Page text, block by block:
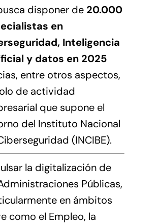
disponer de 20.000
en
Inteligencia
y datos en 2025
entre otros aspectos,
de actividad
que supone el
del Instituto Nacional
(INCIBE).
la digitalización de
Públicas,
en ámbitos
como el Empleo, la